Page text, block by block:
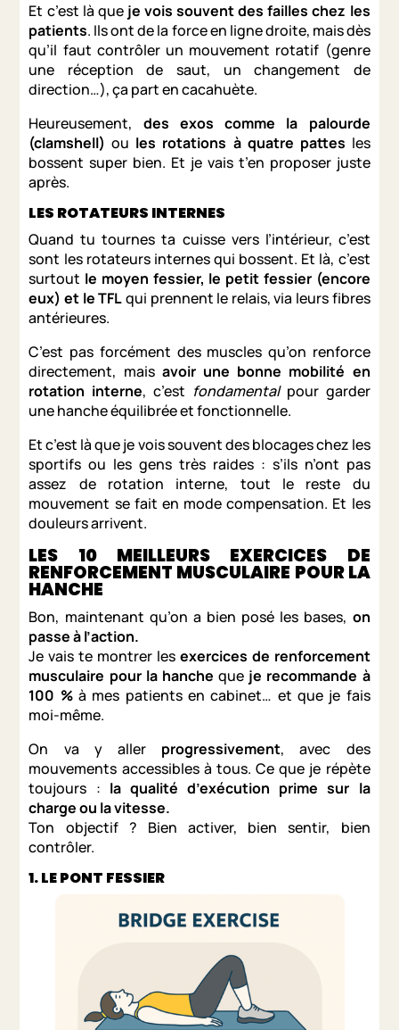
Et c’est là que je vois souvent des failles chez les
patients. Ils ont de la force en ligne droite, mais dès
qu’il faut contrôler un mouvement rotatif (genre
une réception de saut, un changement de
direction…), ça part en cacahuète.
Heureusement, des exos comme la palourde
(clamshell) ou les rotations à quatre pattes les
bossent super bien. Et je vais t’en proposer juste
après.
LES ROTATEURS INTERNES
Quand tu tournes ta cuisse vers l’intérieur, c’est
sont les rotateurs internes qui bossent. Et là, c’est
surtout le moyen fessier, le petit fessier (encore
eux) et le TFLqui prennent le relais, via leurs fibres
antérieures.
C’est pas forcément des muscles qu’on renforce
directement, mais avoir une bonne mobilité en
rotation interne, c’est fondamentalpour garder
une hanche équilibrée et fonctionnelle.
Et c’est là que je vois souvent des blocages chez les
sportifs ou les gens très raides : s’ils n’ont pas
assez de rotation interne, tout le reste du
mouvement se fait en mode compensation. Et les
douleurs arrivent.
LES 10 MEILLEURS EXERCICES DE
RENFORCEMENT MUSCULAIRE POUR LA
HANCHE
Bon, maintenant qu’on a bien posé les bases, on
passe à l’action.
Je vais te montrer les exercices de renforcement
musculaire pour la hanche que je recommande à
100 %à mes patients en cabinet… et que je fais
moi-même.
On va y aller progressivement, avec des
mouvements accessibles à tous. Ce que je répète
toujours : la qualité d’exécution prime sur la
charge ou la vitesse.
Ton objectif ? Bien activer, bien sentir, bien
contrôler.
1. LE PONT FESSIER